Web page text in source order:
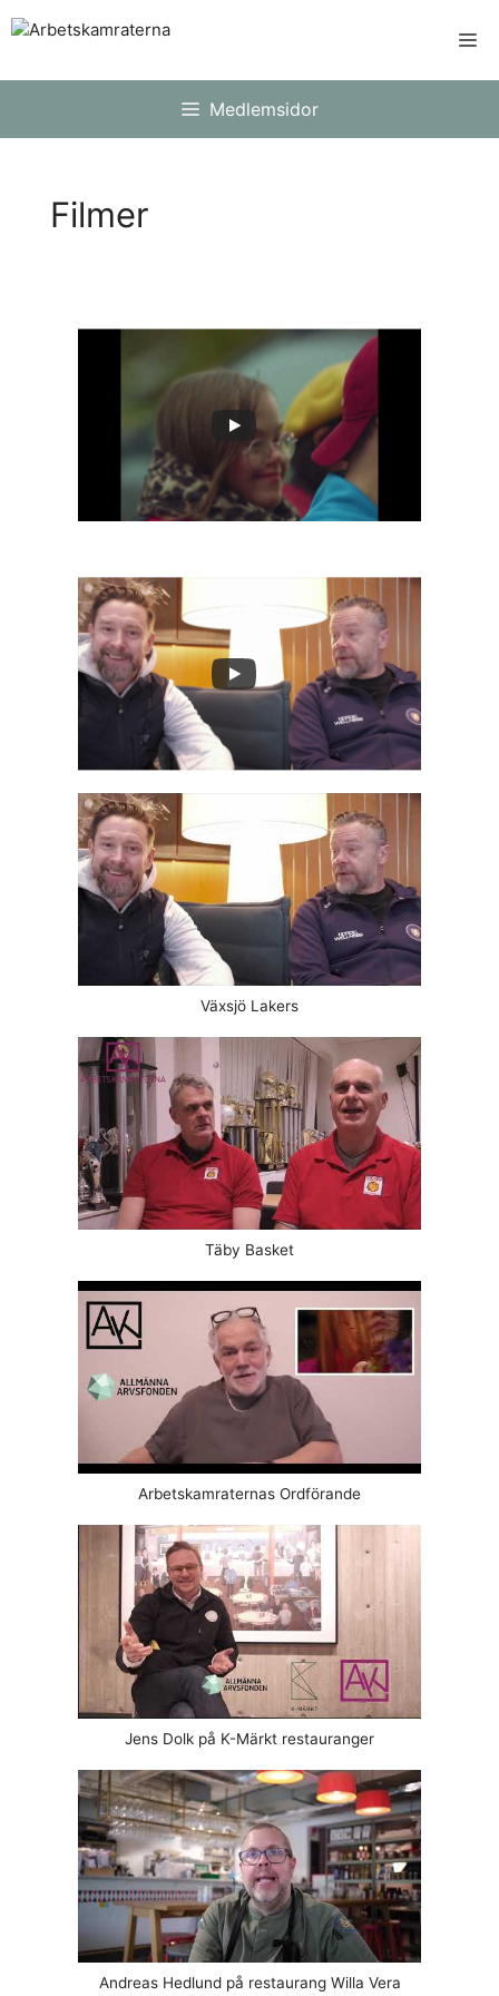
Hoppa
till
Medlemsidor
Filmer
Växsjö Lakers
Täby Basket
Arbetskamraternas Ordförande
Jens Dolk på K-Märkt restauranger
Andreas Hedlund på restaurang Willa Vera